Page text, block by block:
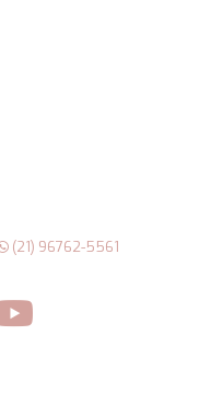
(21) 96762-5561